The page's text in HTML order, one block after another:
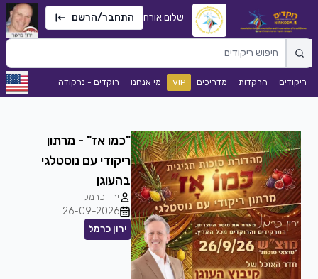
שלום אורח התחבר/הרשם
ריקודים הרקדות מדריכים VIP מי אנחנו רוקדים - נרקודה
"כמו אז" - מרתון
ריקודי עם נוסטלגי
בהעוגן
ירון כרמל
26-09-2026
ירון כרמל